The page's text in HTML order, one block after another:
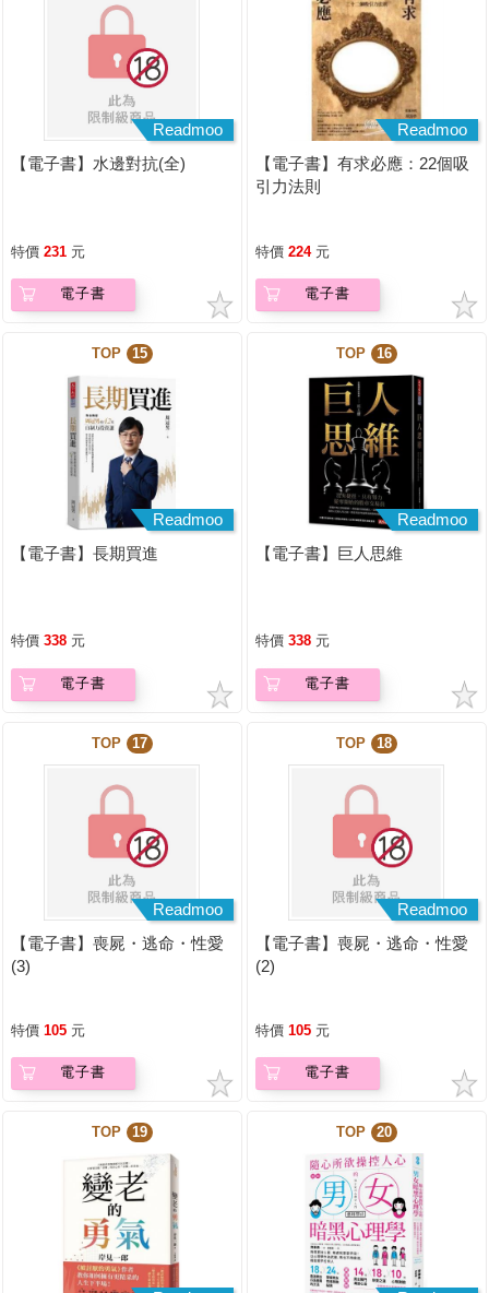
Readmoo
【電子書】水邊對抗(全)
特價 231 元
電子書
Readmoo
【電子書】有求必應：22個吸
引力法則
特價 224 元
電子書
TOP 15
Readmoo
【電子書】長期買進
特價 338 元
電子書
TOP 16
Readmoo
【電子書】巨人思維
特價 338 元
電子書
TOP 17
Readmoo
【電子書】喪屍・逃命・性愛
(3)
特價 105 元
電子書
TOP 18
Readmoo
【電子書】喪屍・逃命・性愛
(2)
特價 105 元
電子書
TOP 19 TOP 20